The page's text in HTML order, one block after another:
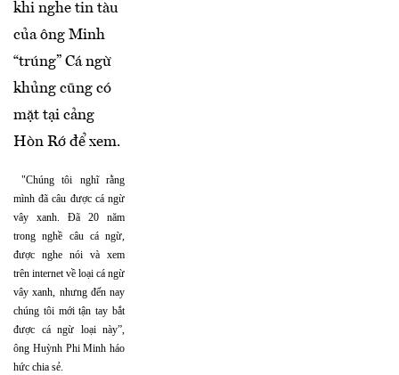
khi nghe tin tàu
của ông Minh
“trúng” Cá ngừ
khủng cũng có
mặt tại cảng
Hòn Rớ để xem.
"Chúng tôi nghĩ rằng
mình đã câu được cá ngừ
vây xanh. Đã 20 năm
trong nghề câu cá ngừ,
được nghe nói và xem
trên internet về loại cá ngừ
vây xanh, nhưng đến nay
chúng tôi mới tận tay bắt
được cá ngừ loại này”,
ông Huỳnh Phi Minh háo
hức chia sẻ.